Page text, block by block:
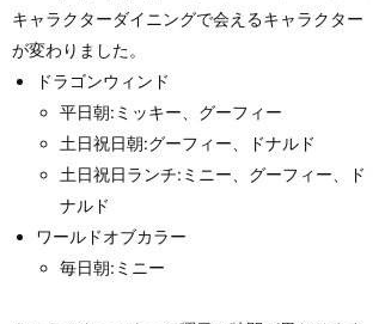
キャラクターダイニングで会えるキャラクター
が変わりました。
ドラゴンウィンド
平日朝:ミッキー、グーフィー
土日祝日朝:グーフィー、ドナルド
土日祝日ランチ:ミニー、グーフィー、ド
ナルド
ワールドオブカラー
毎日朝:ミニー